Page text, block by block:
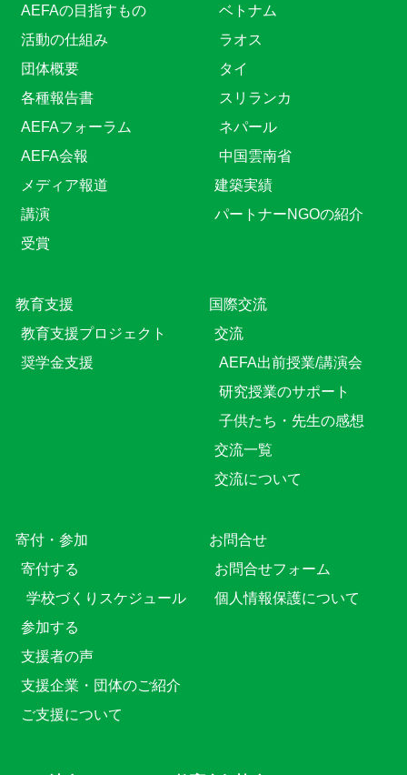
AEFAの目指すもの
活動の仕組み
団体概要
各種報告書
AEFAフォーラム
AEFA会報
メディア報道
講演
受賞
ベトナム
ラオス
タイ
スリランカ
ネパール
中国雲南省
建築実績
パートナーNGOの紹介
教育⽀援
教育⽀援プロジェクト
奨学金支援
国際交流
交流
AEFA出前授業/講演会
研究授業のサポート
子供たち・先生の感想
交流一覧
交流について
寄付・参加
寄付する
学校づくりスケジュール
参加する
支援者の声
支援企業・団体のご紹介
ご支援について
お問合せ
お問合せフォーム
個人情報保護について